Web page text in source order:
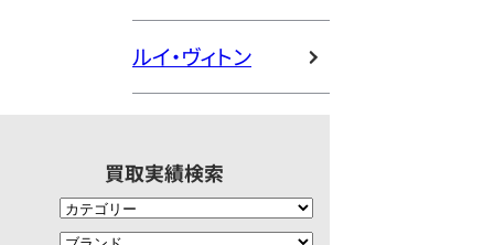
ルイ・ヴィトン
買取実績検索